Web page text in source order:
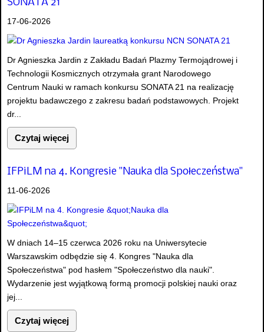
SONATA 21
17-06-2026
Dr Agnieszka Jardin z Zakładu Badań Plazmy Termojądrowej i
Technologii Kosmicznych otrzymała grant Narodowego
Centrum Nauki w ramach konkursu SONATA 21 na realizację
projektu badawczego z zakresu badań podstawowych. Projekt
dr...
Czytaj więcej
IFPiLM na 4. Kongresie "Nauka dla Społeczeństwa"
11-06-2026
W dniach 14–15 czerwca 2026 roku na Uniwersytecie
Warszawskim odbędzie się 4. Kongres "Nauka dla
Społeczeństwa" pod hasłem "Społeczeństwo dla nauki".
Wydarzenie jest wyjątkową formą promocji polskiej nauki oraz
jej...
Czytaj więcej